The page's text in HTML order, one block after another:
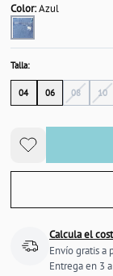
Color:Azul
Talla:
04 06 08 10
Calcula el
Envío gratis a
Entrega en 3